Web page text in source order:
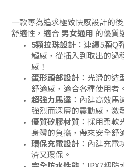
一款專為追求極致快感設計的
舒適性，適合男女通用 的優質
5顆拉珠設計 ：連續5顆Q
觸感，從插入到取出的過
感！
蛋形頭部設計 ：光滑的
舒適感，適合各種使用者
超強力馬達 ：內建高效
強烈而深層的震動感，激
優質矽膠材質 ：採用柔
身體的負擔，帶來安全舒
環保充電設計 ：內建充
濟又環保。